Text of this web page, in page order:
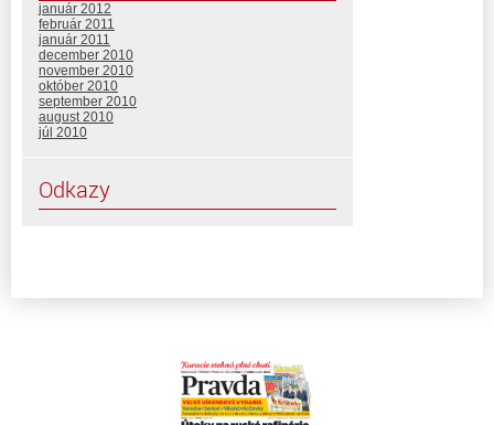
január 2012
február 2011
január 2011
december 2010
november 2010
október 2010
september 2010
august 2010
júl 2010
Odkazy